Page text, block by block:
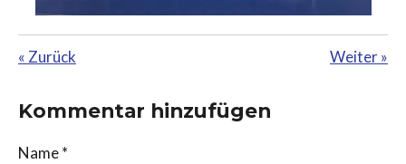
« Zurück Weiter»
Kommentar hinzufügen
Name *